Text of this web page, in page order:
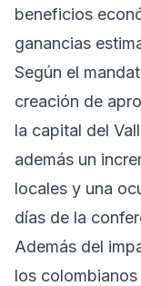
beneficios
ganancias
Según el
creación de
la capital del
además un
locales y una
días de la
Además del
los